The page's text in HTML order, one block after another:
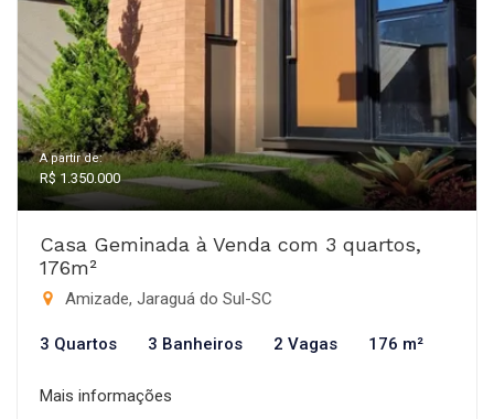
A partir de:
R$ 1.350.000
Casa Geminada à Venda com 3 quartos,
176m²
Amizade, Jaraguá do Sul-SC
3 Quartos 3 Banheiros 2 Vagas 176 m²
Mais informações